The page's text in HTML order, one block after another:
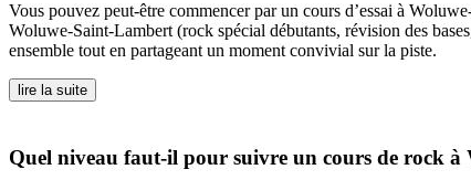
Vous pouvez peut-être commencer par un cours d’essai à
Woluwe-Saint-Lambert (rock spécial débutants, révision des
ensemble tout en partageant un moment convivial sur la piste.
lire la suite
Quel niveau faut-il pour suivre un cours de rock à